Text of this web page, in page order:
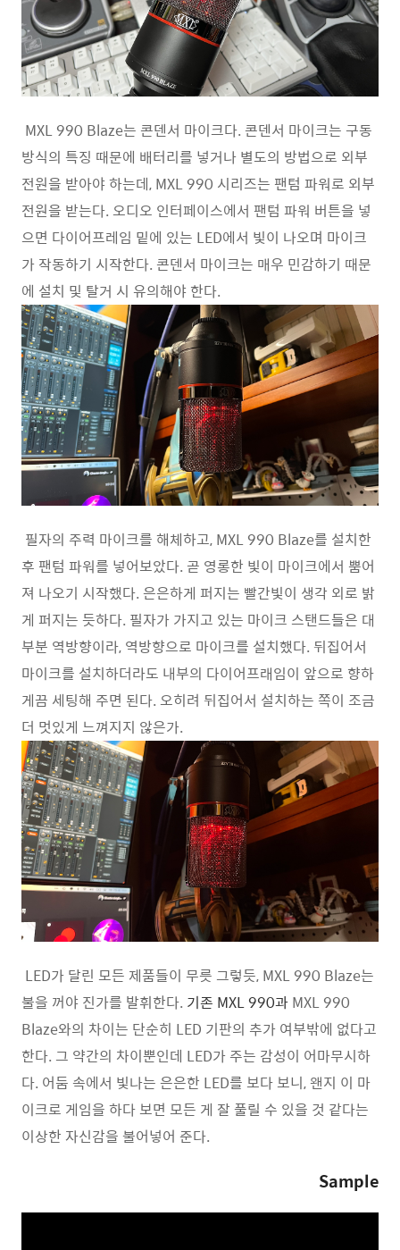
MXL 990 Blaze는 콘덴서 마이크다. 콘덴서 마이크는 구동
방식의 특징 때문에 배터리를 넣거나 별도의 방법으로 외부
전원을 받아야 하는데, MXL 990 시리즈는 팬텀 파워로 외부
전원을 받는다. 오디오 인터페이스에서 팬텀 파워 버튼을 넣
으면 다이어프레임 밑에 있는 LED에서 빛이 나오며 마이크
가 작동하기 시작한다. 콘덴서 마이크는 매우 민감하기 때문
에 설치 및 탈거 시 유의해야 한다.
필자의 주력 마이크를 해체하고, MXL 990 Blaze를 설치한
후 팬텀 파워를 넣어보았다. 곧 영롱한 빛이 마이크에서 뿜어
져 나오기 시작했다. 은은하게 퍼지는 빨간빛이 생각 외로 밝
게 퍼지는 듯하다. 필자가 가지고 있는 마이크 스탠드들은 대
부분 역방향이라, 역방향으로 마이크를 설치했다. 뒤집어서
마이크를 설치하더라도 내부의 다이어프래임이 앞으로 향하
게끔 세팅해 주면 된다. 오히려 뒤집어서 설치하는 쪽이 조금
더 멋있게 느껴지지 않은가.
LED가 달린 모든 제품들이 무릇 그렇듯, MXL 990 Blaze는
불을 꺼야 진가를 발휘한다. 기존 MXL 990과 MXL 990
Blaze와의 차이는 단순히 LED 기판의 추가 여부밖에 없다고
한다. 그 약간의 차이뿐인데 LED가 주는 감성이 어마무시하
다. 어둠 속에서 빛나는 은은한 LED를 보다 보니, 왠지 이 마
이크로 게임을 하다 보면 모든 게 잘 풀릴 수 있을 것 같다는
이상한 자신감을 불어넣어 준다.
Sample